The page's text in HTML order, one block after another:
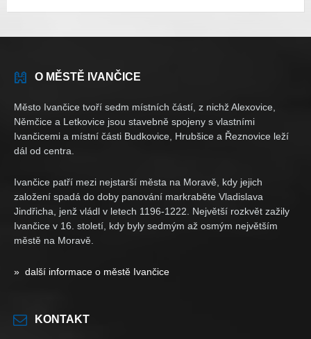
O MĚSTĚ IVANČICE
Město Ivančice tvoří sedm místních částí, z nichž Alexovice,
Němčice a Letkovice jsou stavebně spojeny s vlastními
Ivančicemi a místní části Budkovice, Hrubšice a Řeznovice leží
dál od centra.
Ivančice patří mezi nejstarší města na Moravě, kdy jejich
založení spadá do doby panování markraběte Vladislava
Jindřicha, jenž vládl v letech 1196-1222. Největší rozkvět zažily
Ivančice v 16. století, kdy byly sedmým až osmým největším
městě na Moravě.
» další informace o městě Ivančice
KONTAKT